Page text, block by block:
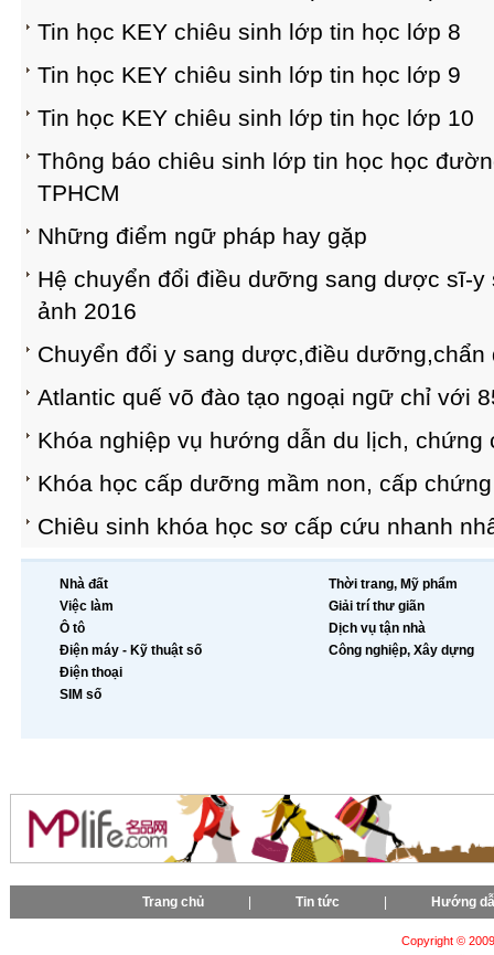
Tin học KEY chiêu sinh lớp tin học lớp 8
Tin học KEY chiêu sinh lớp tin học lớp 9
Tin học KEY chiêu sinh lớp tin học lớp 10
Thông báo chiêu sinh lớp tin học học
TPHCM
Những điểm ngữ pháp hay gặp
Hệ chuyển đổi điều dưỡng sang dược sĩ-
ảnh 2016
Chuyển đổi y sang dược,điều dưỡng,chẩn
Atlantic quế võ đào tạo ngoại ngữ chỉ với
Khóa nghiệp vụ hướng dẫn du lịch, chứng
Khóa học cấp dưỡng mầm non, cấp
Chiêu sinh khóa học sơ cấp cứu nhanh
Nhà đất
Việc làm
Ô tô
Điện máy - Kỹ thuật số
Điện thoại
SIM số
Thời trang, Mỹ phẩm
Giải trí thư giãn
Dịch vụ tận nhà
Công nghiệp, Xây dựng
Trang chủ Tin tức Hướng
Copyright ©